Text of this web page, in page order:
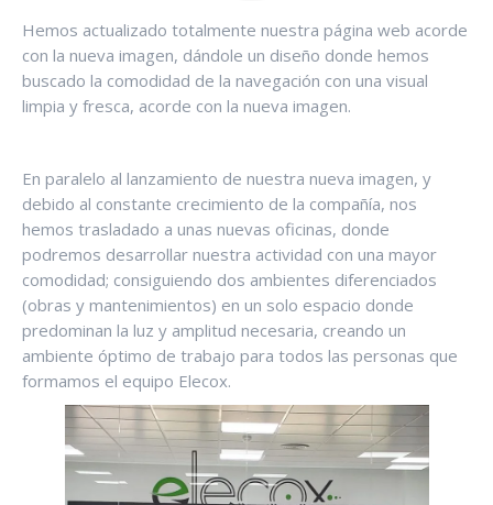
Hemos actualizado totalmente nuestra página web acorde
con la nueva imagen, dándole un diseño donde hemos
buscado la comodidad de la navegación con una visual
limpia y fresca, acorde con la nueva imagen.
En paralelo al lanzamiento de nuestra nueva imagen, y
debido al constante crecimiento de la compañía, nos
hemos trasladado a unas nuevas oficinas, donde
podremos desarrollar nuestra actividad con una mayor
comodidad; consiguiendo dos ambientes diferenciados
(obras y mantenimientos) en un solo espacio donde
predominan la luz y amplitud necesaria, creando un
ambiente óptimo de trabajo para todos las personas que
formamos el equipo Elecox.